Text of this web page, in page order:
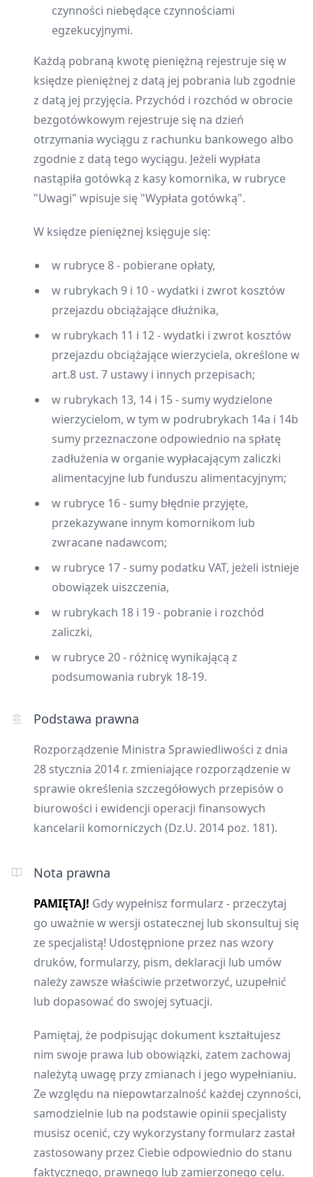
czynności niebędące czynnościami
egzekucyjnymi.
Każdą pobraną kwotę pieniężną rejestruje się w
księdze pieniężnej z datą jej pobrania lub zgodnie
z datą jej przyjęcia. Przychód i rozchód w obrocie
bezgotówkowym rejestruje się na dzień
otrzymania wyciągu z rachunku bankowego albo
zgodnie z datą tego wyciągu. Jeżeli wypłata
nastąpiła gotówką z kasy komornika, w rubryce
"Uwagi" wpisuje się "Wypłata gotówką".
W księdze pieniężnej księguje się:
w rubryce 8 - pobierane opłaty,
w rubrykach 9 i 10 - wydatki i zwrot kosztów
przejazdu obciążające dłużnika,
w rubrykach 11 i 12 - wydatki i zwrot kosztów
przejazdu obciążające wierzyciela, określone w
art.8 ust. 7 ustawy i innych przepisach;
w rubrykach 13, 14 i 15 - sumy wydzielone
wierzycielom, w tym w podrubrykach 14a i 14b
sumy przeznaczone odpowiednio na spłatę
zadłużenia w organie wypłacającym zaliczki
alimentacyjne lub funduszu alimentacyjnym;
w rubryce 16 - sumy błędnie przyjęte,
przekazywane innym komornikom lub
zwracane nadawcom;
w rubryce 17 - sumy podatku VAT, jeżeli istnieje
obowiązek uiszczenia,
w rubrykach 18 i 19 - pobranie i rozchód
zaliczki,
w rubryce 20 - różnicę wynikającą z
podsumowania rubryk 18-19.
Podstawa prawna
Rozporządzenie Ministra Sprawiedliwości z dnia
28 stycznia 2014 r. zmieniające rozporządzenie w
sprawie określenia szczegółowych przepisów o
biurowości i ewidencji operacji finansowych
kancelarii komorniczych (Dz.U. 2014 poz. 181).
Nota prawna
PAMIĘTAJ! Gdy wypełnisz formularz - przeczytaj
go uważnie w wersji ostatecznej lub skonsultuj się
ze specjalistą! Udostępnione przez nas wzory
druków, formularzy, pism, deklaracji lub umów
należy zawsze właściwie przetworzyć, uzupełnić
lub dopasować do swojej sytuacji.
Pamiętaj, że podpisując dokument kształtujesz
nim swoje prawa lub obowiązki, zatem zachowaj
należytą uwagę przy zmianach i jego wypełnianiu.
Ze względu na niepowtarzalność każdej czynności,
samodzielnie lub na podstawie opinii specjalisty
musisz ocenić, czy wykorzystany formularz zastał
zastosowany przez Ciebie odpowiednio do stanu
faktycznego, prawnego lub zamierzonego celu.